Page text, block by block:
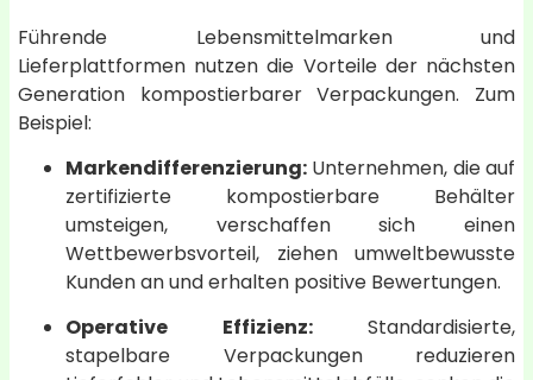
Führende Lebensmittelmarken und
Lieferplattformen nutzen die Vorteile der nächsten
Generation kompostierbarer Verpackungen. Zum
Beispiel:
Markendifferenzierung: Unternehmen, die auf
zertifizierte kompostierbare Behälter
umsteigen, verschaffen sich einen
Wettbewerbsvorteil, ziehen umweltbewusste
Kunden an und erhalten positive Bewertungen.
Operative Effizienz:Standardisierte,
stapelbare Verpackungen reduzieren